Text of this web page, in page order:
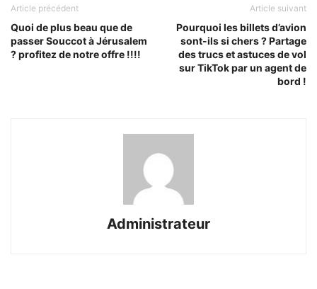
Article précédent
Quoi de plus beau que de
passer Souccot à Jérusalem
? profitez de notre offre !!!!
Article suivant
Pourquoi les billets d’avion
sont-ils si chers ? Partage
des trucs et astuces de vol
sur TikTok par un agent de
bord !
Administrateur